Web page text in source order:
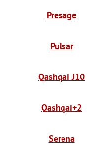
Presage
Pulsar
Qashqai J10
Qashqai+2
Serena